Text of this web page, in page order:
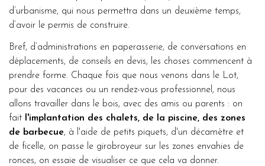
d’urbanisme, qui nous permettra dans un deuxième temps,
d’avoir le permis de construire.
Bref, d’administrations en paperasserie, de conversations en
déplacements, de conseils en devis, les choses commencent à
prendre forme. Chaque fois que nous venons dans le Lot,
pour des vacances ou un rendez-vous professionnel, nous
allons travailler dans le bois, avec des amis ou parents : on
fait
l'implantation des chalets, de la piscine, des zones
de barbecue, à l'aide de petits piquets, d'un décamètre et
de ficelle, on passe le girobroyeur sur les zones envahies de
ronces, on essaie de visualiser ce que cela va donner.